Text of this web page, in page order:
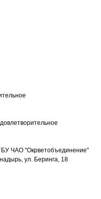
ЧАО "Окрветобъединение"
ул. Беринга, 18